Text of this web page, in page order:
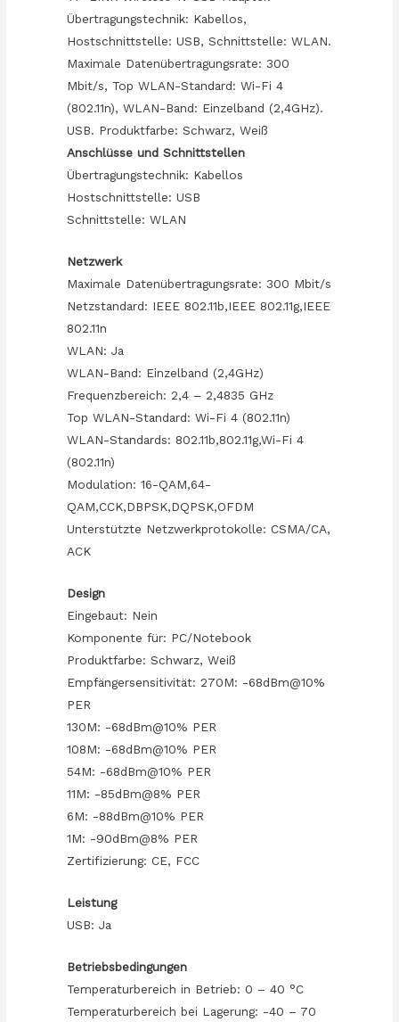
Übertragungstechnik: Kabellos,
Hostschnittstelle: USB, Schnittstelle: WLAN.
Maximale Datenübertragungsrate: 300
Mbit/s, Top WLAN-Standard: Wi-Fi 4
(802.11n), WLAN-Band: Einzelband (2,4GHz).
USB. Produktfarbe: Schwarz, Weiß
Anschlüsse und Schnittstellen
Übertragungstechnik: Kabellos
Hostschnittstelle: USB
Schnittstelle: WLAN
Netzwerk
Maximale Datenübertragungsrate: 300 Mbit/s
Netzstandard: IEEE 802.11b,IEEE 802.11g,IEEE
802.11n
WLAN: Ja
WLAN-Band: Einzelband (2,4GHz)
Frequenzbereich: 2,4 – 2,4835 GHz
Top WLAN-Standard: Wi-Fi 4 (802.11n)
WLAN-Standards: 802.11b,802.11g,Wi-Fi 4
(802.11n)
Modulation: 16-QAM,64-
QAM,CCK,DBPSK,DQPSK,OFDM
Unterstützte Netzwerkprotokolle: CSMA/CA,
ACK
Design
Eingebaut: Nein
Komponente für: PC/Notebook
Produktfarbe: Schwarz, Weiß
Empfängersensitivität: 270M: -68dBm@10%
PER
130M: -68dBm@10% PER
108M: -68dBm@10% PER
54M: -68dBm@10% PER
11M: -85dBm@8% PER
6M: -88dBm@10% PER
1M: -90dBm@8% PER
Zertifizierung: CE, FCC
Leistung
USB: Ja
Betriebsbedingungen
Temperaturbereich in Betrieb: 0 – 40 °C
Temperaturbereich bei Lagerung: -40 – 70